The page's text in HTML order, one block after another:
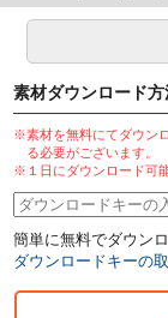
素材ダウンロード方
※素材を無料にてダウン
る必要がございます。
※１日にダウンロード可
簡単に無料でダウン
ダウンロードキーの